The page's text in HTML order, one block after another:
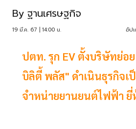
By ฐานเศรษฐกิจ
19 มี.ค. 67 | 14:00 น. อัป
ปตท. รุก EV ตั้งบริษัทย่อ
บิลิตี้ พลัส" ดำเนินธุรกิจเ
จำหน่ายยานยนต์ไฟฟ้า ยี่